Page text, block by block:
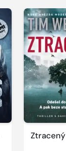
Ztracený